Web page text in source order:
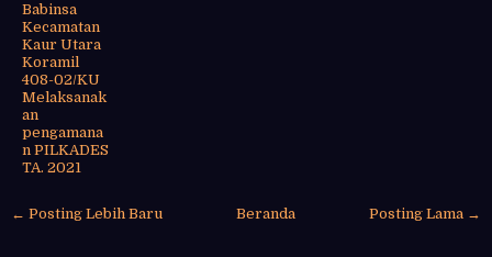
Babinsa
Kecamatan
Kaur Utara
Koramil
408-02/KU
Melaksanak
an
pengamana
n PILKADES
TA. 2021
← Posting Lebih Baru Posting Lama →
Beranda